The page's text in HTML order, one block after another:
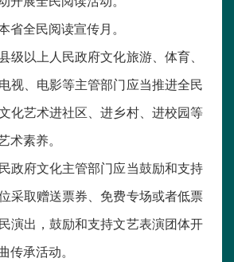
省全民阅读宣传月。
以上人民政府文化旅游、体育、
视、电影等主管部门应当推进全民
化艺术进社区、进乡村、进校园等
术素养。
政府文化主管部门应当鼓励和支持
采取赠送票券、免费专场或者低票
演出，鼓励和支持文艺表演团体开
传承活动。